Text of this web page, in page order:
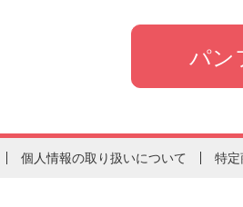
個人情報の取り扱いについて 特定